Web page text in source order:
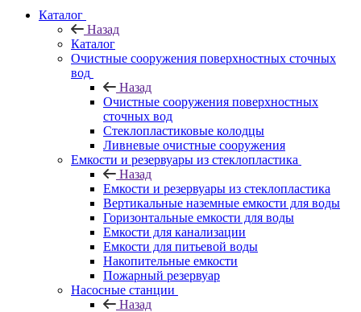
Каталог
Назад
Каталог
Очистные сооружения поверхностных сточных
вод
Назад
Очистные сооружения поверхностных
сточных вод
Стеклопластиковые колодцы
Ливневые очистные сооружения
Емкости и резервуары из стеклопластика
Назад
Емкости и резервуары из стеклопластика
Вертикальные наземные емкости для воды
Горизонтальные емкости для воды
Емкости для канализации
Емкости для питьевой воды
Накопительные емкости
Пожарный резервуар
Насосные станции
Назад